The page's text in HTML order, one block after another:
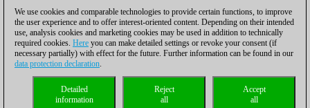
Política de privacidad |Para contactar Cookies Management
Licencias
Compliance Hotline
We use cookies and comparable technologies to provide certain functions, to improve
the user experience and to offer interest-oriented content. Depending on their intended
use, analysis cookies and marketing cookies may be used in addition to technically
required cookies. Here you can make detailed settings or revoke your consent (if
necessary partially) with effect for the future. Further information can be found in our
data protection declaration.
Accept
all
Reject
all
Detailed
information